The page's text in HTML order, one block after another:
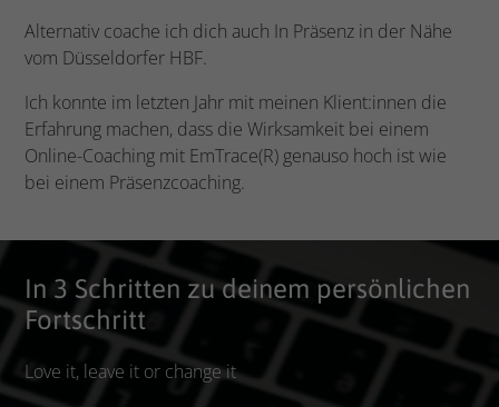
Alternativ coache ich dich auch In Präsenz in der Nähe
vom Düsseldorfer HBF.
Ich konnte im letzten Jahr mit meinen Klient:innen die
Erfahrung machen, dass die Wirksamkeit bei einem
Online-Coaching mit EmTrace(R) genauso hoch ist wie
bei einem Präsenzcoaching.
In 3 Schritten zu deinem persönlichen
Fortschritt
Love it, leave it or change it